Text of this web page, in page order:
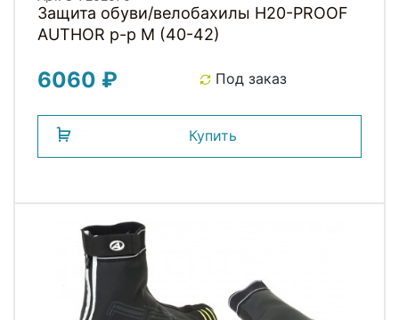
Защита обуви/велобахилы H20-PROOF
AUTHOR р-р M (40-42)
6060 ₽ Под заказ
Купить